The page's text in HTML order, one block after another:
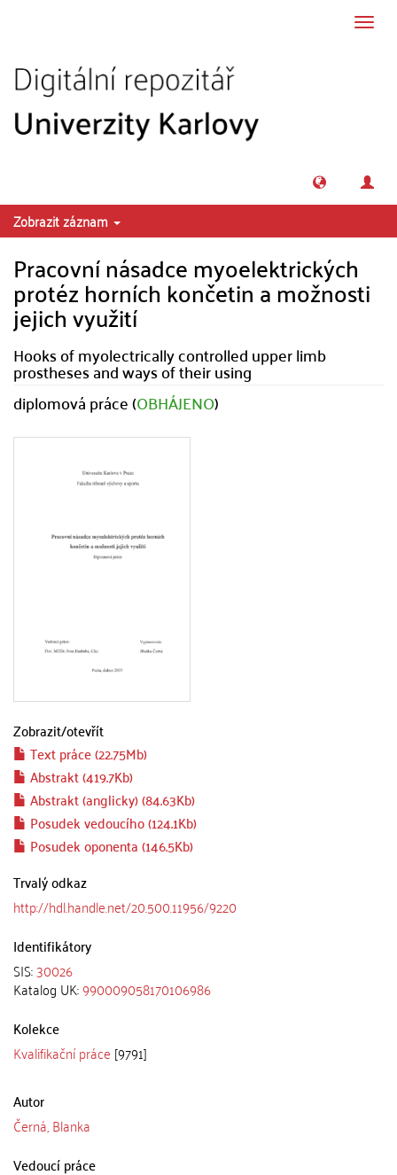
Zobrazit záznam
Pracovní násadce myoelektrických
protéz horních končetin a možnosti
jejich využití
Hooks of myolectrically controlled upper limb
prostheses and ways of their using
diplomová práce (OBHÁJENO)
Zobrazit/otevřít
Text práce (22.75Mb)
Abstrakt (419.7Kb)
Abstrakt (anglicky) (84.63Kb)
Posudek vedoucího (124.1Kb)
Posudek oponenta (146.5Kb)
Trvalý odkaz
http://hdl.handle.net/20.500.11956/9220
Identifikátory
SIS:30026
Katalog UK:990009058170106986
Kolekce
Kvalifikační práce [9791]
Autor
Černá, Blanka
Vedoucí práce